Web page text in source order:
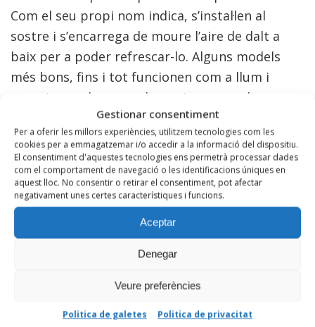
Gestionar consentiment
Per a oferir les millors experiències, utilitzem tecnologies com les
cookies per a emmagatzemar i/o accedir a la informació del dispositiu.
El consentiment d'aquestes tecnologies ens permetrà processar dades
com el comportament de navegació o les identificacions úniques en
aquest lloc. No consentir o retirar el consentiment, pot afectar
negativament unes certes característiques i funcions.
Aceptar
Denegar
Veure preferències
Politica de galetes Politica de privacitat
Com el seu propi nom indica, s’instal·len al
sostre i s’encarrega de moure l’aire de dalt a
baix per a poder refrescar-lo. Alguns models
més bons, fins i tot funcionen com a llum i
compten amb comandament per a poder
programar l’estona de funcionament o triar la
intensitat de la llum.
VENTILADOR DE PEU
Aquest ventilador és un clàssic en qualsevol llar;
et permet regular la seva altura, la inclinació i la
potència. Aquest compte amb un gran
avantatge ja que, al no estar fixat en cap lloc,
pot moure’s cap a l’habitació que ens interessi i